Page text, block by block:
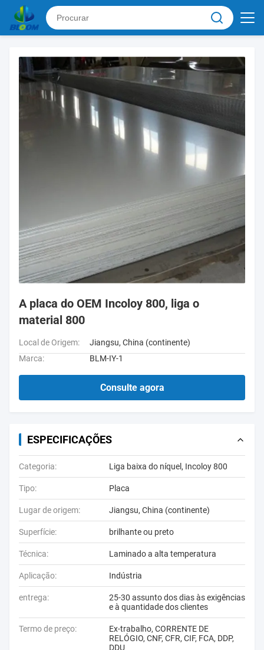
A placa do OEM Incoloy 800, liga o
material 800
Local de Origem:
Jiangsu, China (continente)
Marca:
BLM-IY-1
Consulte agora
ESPECIFICAÇÕES
Categoria: Liga baixa do níquel, Incoloy 800
Tipo: Placa
Lugar de origem: Jiangsu, China (continente)
Superfície: brilhante ou preto
Técnica: Laminado a alta temperatura
Aplicação: Indústria
entrega:
25-30 assunto dos dias às exigências
e à quantidade dos clientes
Termo de preço:
Ex-trabalho, CORRENTE DE
RELÓGIO, CNF, CFR, CIF, FCA, DDP,
DDU